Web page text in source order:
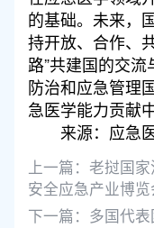
的基础。未来，
持开放、合作、
路”共建国的交流
防治和应急管理
急医学能力贡献
来源：应急
上一篇： 老挝国
安全应急产业博览
下一篇： 多国代